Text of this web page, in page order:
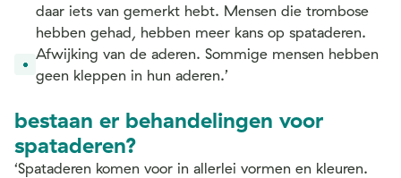
daar iets van gemerkt hebt. Mensen die trombose
hebben gehad, hebben meer kans op spataderen.
Afwijking van de aderen. Sommige mensen hebben
geen kleppen in hun aderen.’
bestaan er behandelingen voor
spataderen?
‘Spataderen komen voor in allerlei vormen en kleuren.